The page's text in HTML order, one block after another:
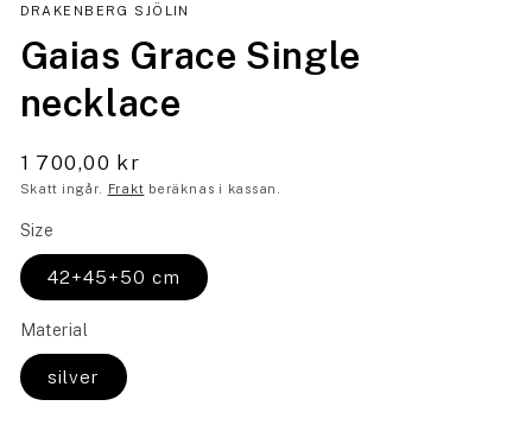
DRAKENBERG SJÖLIN
Gaias Grace Single
necklace
1 700,00 kr
Skatt ingår. Frakt beräknas i kassan.
Size
42+45+50 cm
Material
silver